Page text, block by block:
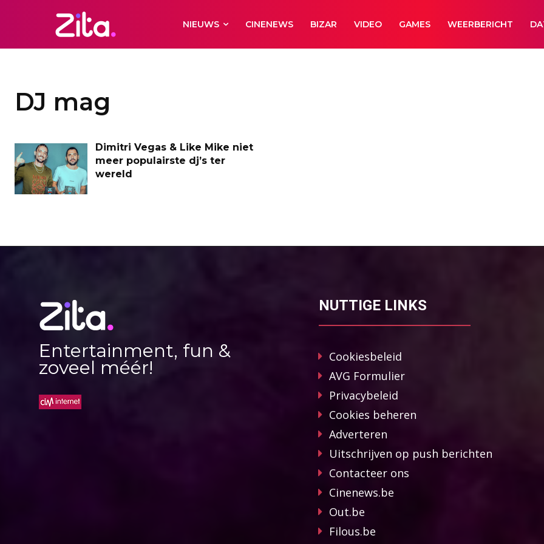
NIEUWS CINENEWS BIZAR VIDEO GAMES WEERBERICHT
DJ mag
Dimitri Vegas & Like Mike niet
meer populairste dj’s ter
wereld
Entertainment, fun &
zoveel méér!
NUTTIGE LINKS
Cookiesbeleid
AVG Formulier
Privacybeleid
Cookies beheren
Adverteren
Uitschrijven op push berichten
Contacteer ons
Cinenews.be
Out.be
Filous.be